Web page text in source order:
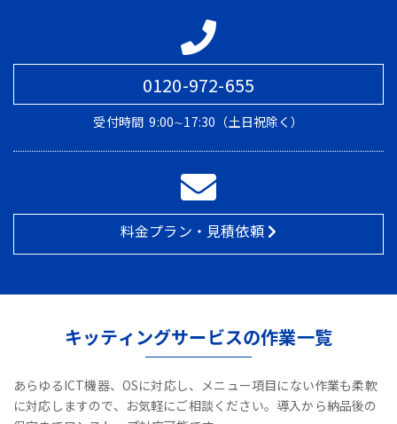
0120-972-655
受付時間 9:00∼17:30（土日祝除く）
料金プラン・見積依頼
キッティングサービスの作業一覧
あらゆるICT機器、OSに対応し、メニュー項目にない作業も柔軟
に対応しますので、お気軽にご相談ください。導入から納品後の